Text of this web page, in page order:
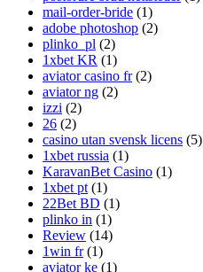
mail-order-bride (1)
adobe photoshop (2)
plinko_pl (2)
1xbet KR (1)
aviator casino fr(2)
aviator ng (2)
izzi (2)
26 (2)
casino utan svensk licens (5)
1xbet russia (1)
KaravanBet Casino (1)
1xbet pt (1)
22Bet BD (1)
plinko in (1)
Review (14)
1win fr(1)
aviator ke (1)